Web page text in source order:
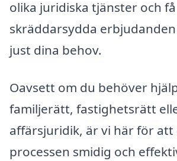
olika juridiska tjänster och få
skräddarsydda
just dina behov.
Oavsett om du behöver
familjerätt, fastighetsrätt
affärsjuridik, är vi här för att
processen smidig och